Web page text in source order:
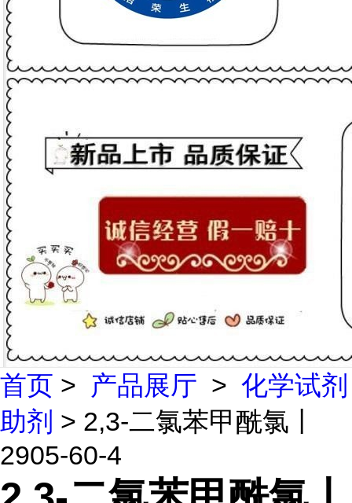
首页 > 产品展厅 > 化学试剂
助剂 > 2,3-二氯苯甲酰氯丨
2905-60-4